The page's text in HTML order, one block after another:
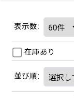
表示数:
在庫あり
並び順: